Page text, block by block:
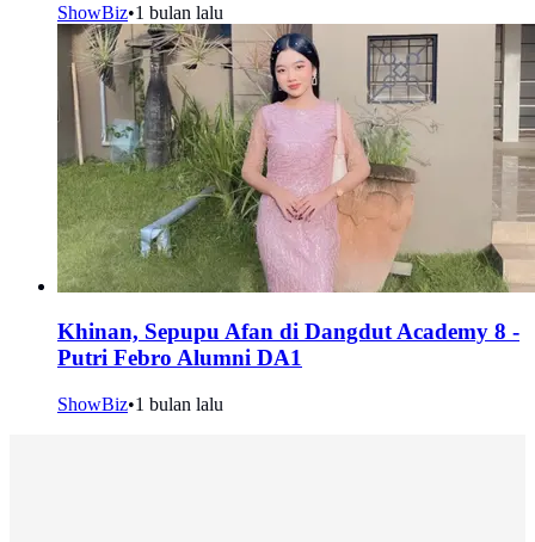
ShowBiz•1 bulan lalu
Khinan, Sepupu Afan di Dangdut Academy 8 -
Putri Febro Alumni DA1
ShowBiz•1 bulan lalu